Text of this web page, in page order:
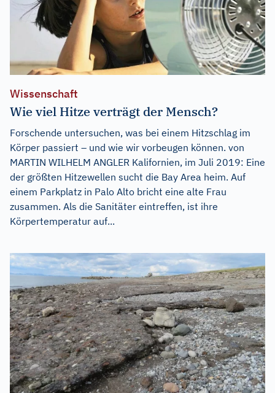
Wissenschaft
Wie viel Hitze verträgt der Mensch?
Forschende untersuchen, was bei einem Hitzschlag im
Körper passiert – und wie wir vorbeugen können. von
MARTIN WILHELM ANGLER Kalifornien, im Juli 2019: Eine
der größten Hitzewellen sucht die Bay Area heim. Auf
einem Parkplatz in Palo Alto bricht eine alte Frau
zusammen. Als die Sanitäter eintreffen, ist ihre
Körpertemperatur auf...